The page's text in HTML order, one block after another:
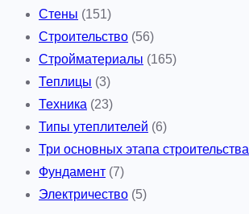
Стены (151)
Строительство (56)
Стройматериалы (165)
Теплицы (3)
Техника (23)
Типы утеплителей (6)
Три основных этапа строительства
Фундамент (7)
Электричество (5)